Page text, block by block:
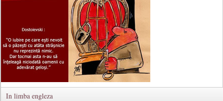
In limba engleza